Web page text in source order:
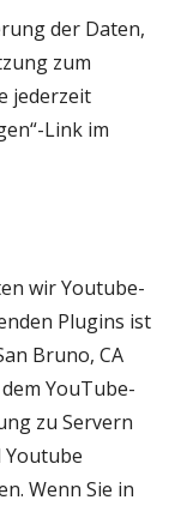
der Daten,
zum
jederzeit
Link im
wir Youtube-
Plugins ist
Bruno, CA
YouTube-
zu Servern
Wenn Sie in